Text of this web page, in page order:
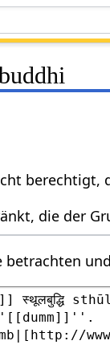
berechtigt,
die der
betrachten